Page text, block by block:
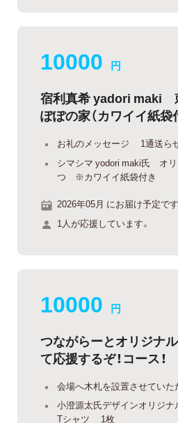
10000 円
宿利真希 yadori maki
ぽぽの家（カワイイ紙袋
お礼のメッセージ 1通送ら
シマシマ yodori maki氏 オ
つ ※カワイイ紙袋付き
2026年05月 にお届け予定です
1人が応援しています。
10000 円
つながらーとオリジナ
て応援するぞ！コース！
会場へ木札を設置させてい
小澄源太氏デザインオリジ
Tシャツ 1枚